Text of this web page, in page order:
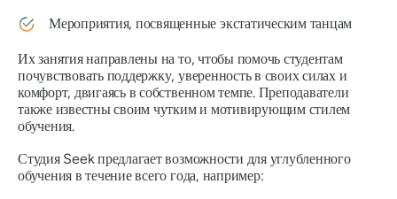
Мероприятия, посвященные экстатическим танцам
Их занятия направлены на то, чтобы помочь студентам
почувствовать поддержку, уверенность в своих силах и
комфорт, двигаясь в собственном темпе. Преподаватели
также известны своим чутким и мотивирующим стилем
обучения.
Студия Seek предлагает возможности для углубленного
обучения в течение всего года, например: